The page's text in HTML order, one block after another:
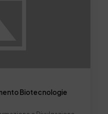
Biotecnologie